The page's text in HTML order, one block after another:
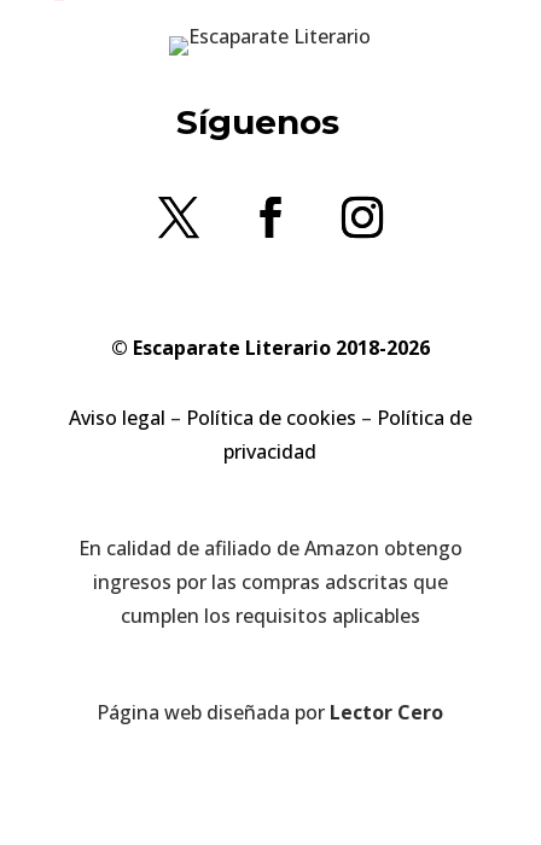
Síguenos
© Escaparate Literario 2018-2026
Aviso legal – Política de cookies – Política de
privacidad
En calidad de afiliado de Amazon obtengo
ingresos por las compras adscritas que
cumplen los requisitos aplicables
Página web diseñada por Lector Cero